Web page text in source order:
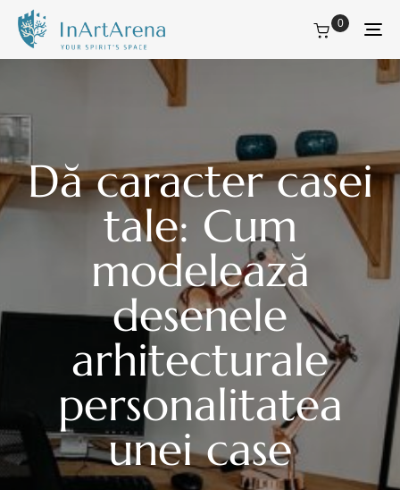
0
Dă caracter casei
tale: Cum
modelează
desenele
arhitecturale
personalitatea
unei case